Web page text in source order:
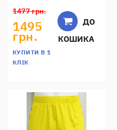
1477 грн.
1495
грн.
КУПИТИ В 1
КЛІК
ДО
КОШИКА